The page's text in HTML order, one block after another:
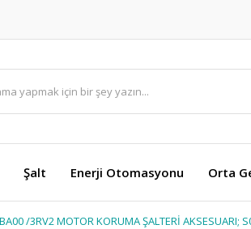
Şalt Enerji Otomasyonu Orta
/3RV2 MOTOR KORUMA ŞALTERİ AKSESUARI;